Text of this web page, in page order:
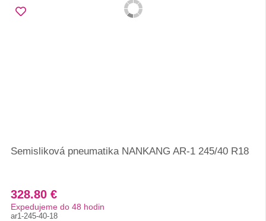
Semisliková pneumatika NANKANG AR-1 245/40 R18
328.80 €
Expedujeme do 48 hodin
ar1-245-40-18